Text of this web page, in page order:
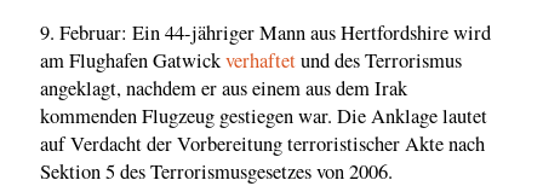
9. Februar: Ein 44-jähriger Mann aus Hertfordshire wird
am Flughafen Gatwickverhaftetund des Terrorismus
angeklagt, nachdem er aus einem aus dem Irak
kommenden Flugzeug gestiegen war. Die Anklage lautet
auf Verdacht der Vorbereitung terroristischer Akte nach
Sektion 5 des Terrorismusgesetzes von 2006.